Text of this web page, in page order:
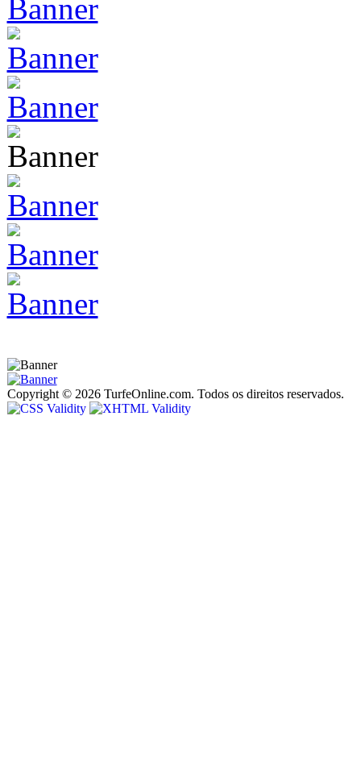
Copyright © 2026 TurfeOnline.com. Todos os direitos reservados.